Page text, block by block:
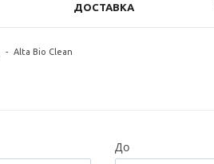
ДОСТАВКА
- Alta Bio Clean
До